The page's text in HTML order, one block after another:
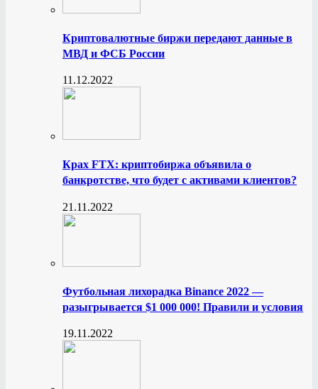
Криптовалютные биржи передают данные в
МВД и ФСБ России
11.12.2022
Крах FTX: криптобиржа объявила о
банкротстве, что будет с активами клиентов?
21.11.2022
Футбольная лихорадка Binance 2022 —
разыгрывается $1 000 000! Правили и условия
19.11.2022